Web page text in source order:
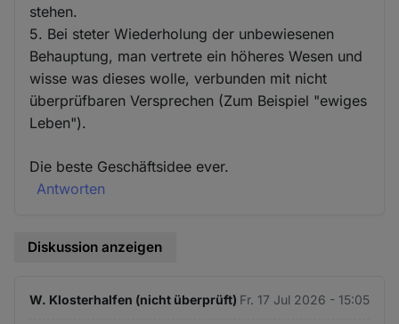
stehen.
5. Bei steter Wiederholung der unbewiesenen
Behauptung, man vertrete ein höheres Wesen und
wisse was dieses wolle, verbunden mit nicht
überprüfbaren Versprechen (Zum Beispiel "ewiges
Leben").
Die beste Geschäftsidee ever.
Antworten
Diskussion anzeigen
W. Klosterhalfen (nicht überprüft) Fr. 17 Jul 2026 - 15:05